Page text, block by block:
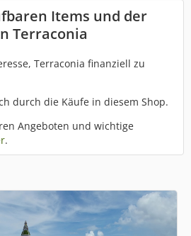
Items und der
Terraconia
Terraconia finanziell zu
durch die Käufe in diesem Shop.
Angeboten und wichtige
.